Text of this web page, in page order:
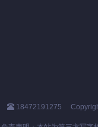
18472191275